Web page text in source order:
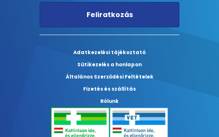
Feliratkozás
Adatkezelési tájékoztató
Sütikezelés a honlapon
Általános Szerződési Feltételek
Fizetés és szállítás
Rólunk